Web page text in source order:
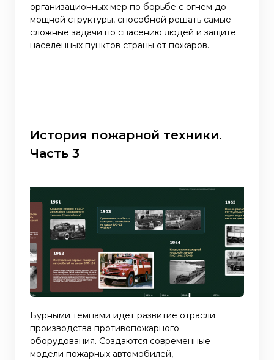
организационных мер по борьбе с огнем до
мощной структуры, способной решать самые
сложные задачи по спасению людей и защите
населенных пунктов страны от пожаров.
История пожарной техники.
Часть 3
Бурными темпами идёт развитие отрасли
производства противопожарного
оборудования. Создаются современные
модели пожарных автомобилей,